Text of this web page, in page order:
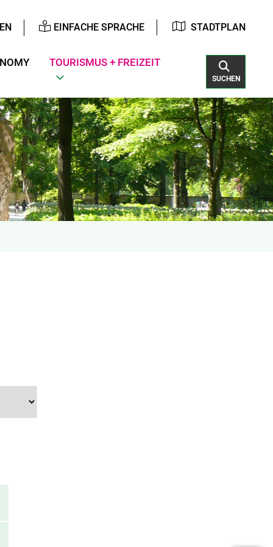
EINFACHE SPRACHE STADTPLAN
TOURISMUS + FREIZEIT
SUCHEN